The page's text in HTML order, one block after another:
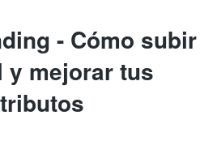
- Cómo subir
y mejorar tus